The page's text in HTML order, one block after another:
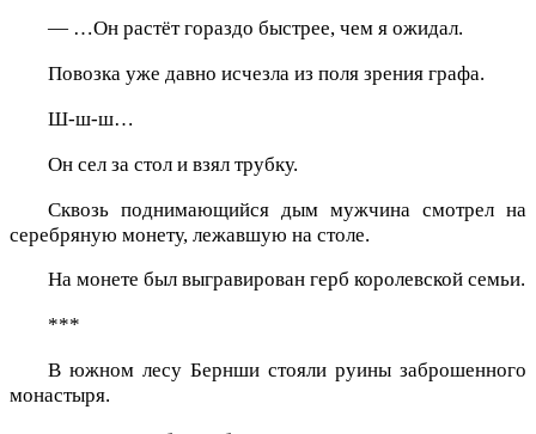
— …Он растёт гораздо быстрее, чем я ожидал.
Повозка уже давно исчезла из поля зрения графа.
Ш-ш-ш…
Он сел за стол и взял трубку.
Сквозь поднимающийся дым мужчина смотрел на
серебряную монету, лежавшую на столе.
На монете был выгравирован герб королевской семьи.
***
В южном лесу Бернши стояли руины заброшенного
монастыря.